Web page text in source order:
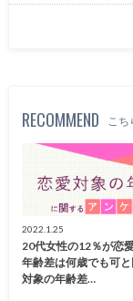
RECOMMEND こち
2022.1.25
20代女性の12％が恋
年齢差は何歳でも可
対象の年齢差…